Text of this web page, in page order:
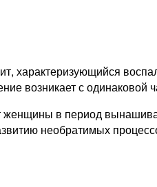
характеризующийся
возникает с одинаковой
в период
необратимых